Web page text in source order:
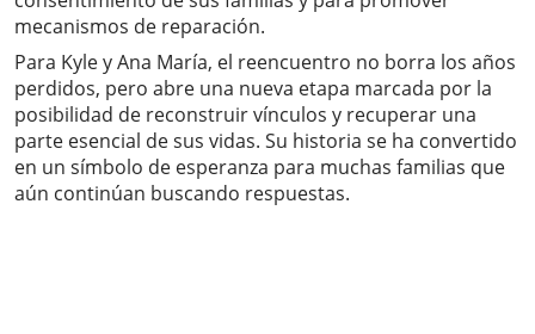
mecanismos de reparación.
Para Kyle y Ana María, el reencuentro no borra los años
perdidos, pero abre una nueva etapa marcada por la
posibilidad de reconstruir vínculos y recuperar una
parte esencial de sus vidas. Su historia se ha convertido
en un símbolo de esperanza para muchas familias que
aún continúan buscando respuestas.